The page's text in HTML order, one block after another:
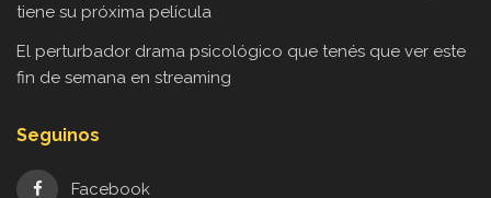
tiene su próxima película
El perturbador drama psicológico que tenés que ver este
fin de semana en streaming
Seguinos
Facebook